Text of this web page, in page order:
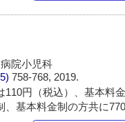
院小児科
758-768, 2019.
円（税込）、基本料
基本料金制の方共に770